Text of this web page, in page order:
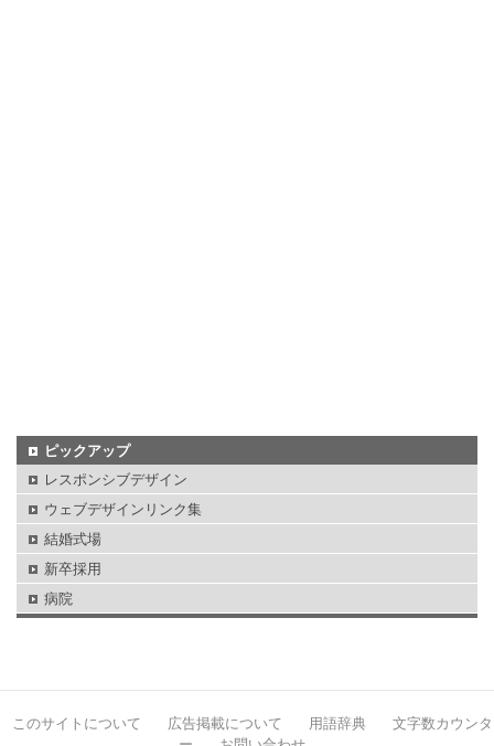
ピックアップ
レスポンシブデザイン
ウェブデザインリンク集
結婚式場
新卒採用
病院
このサイトについて 広告掲載について 用語辞典
文字数カウンタ